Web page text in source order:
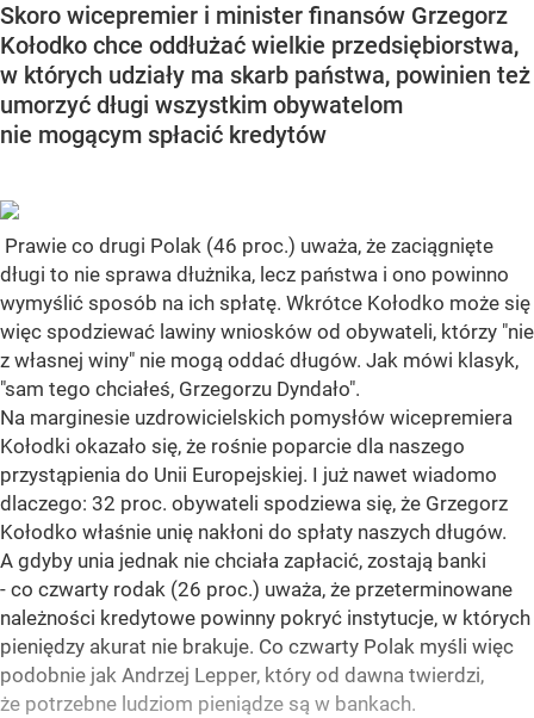
Skoro wicepremier i minister finansów Grzegorz
Kołodko chce oddłużać wielkie przedsiębiorstwa,
w których udziały ma skarb państwa, powinien też
umorzyć długi wszystkim obywatelom
nie mogącym spłacić kredytów
Prawie co drugi Polak (46 proc.) uważa, że zaciągnięte
długi to nie sprawa dłużnika, lecz państwa i ono powinno
wymyślić sposób na ich spłatę. Wkrótce Kołodko może się
więc spodziewać lawiny wniosków od obywateli, którzy "nie
z własnej winy" nie mogą oddać długów. Jak mówi klasyk,
"sam tego chciałeś, Grzegorzu Dyndało".
Na marginesie uzdrowicielskich pomysłów wicepremiera
Kołodki okazało się, że rośnie poparcie dla naszego
przystąpienia do Unii Europejskiej. I już nawet wiadomo
dlaczego: 32 proc. obywateli spodziewa się, że Grzegorz
Kołodko właśnie unię nakłoni do spłaty naszych długów.
A gdyby unia jednak nie chciała zapłacić, zostają banki
- co czwarty rodak (26 proc.) uważa, że przeterminowane
należności kredytowe powinny pokryć instytucje, w których
pieniędzy akurat nie brakuje. Co czwarty Polak myśli więc
podobnie jak Andrzej Lepper, który od dawna twierdzi,
że potrzebne ludziom pieniądze są w bankach.